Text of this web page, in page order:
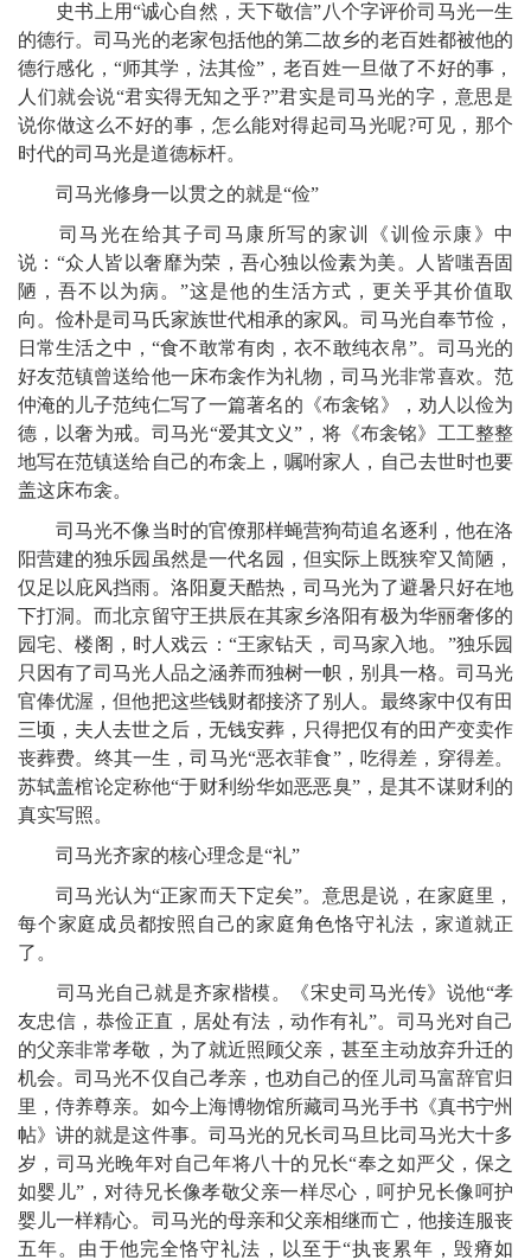
史书上用“诚心自然，天下敬信”八个字评价司马光一生
的德行。司马光的老家包括他的第二故乡的老百姓都被他的
德行感化，“师其学，法其俭”，老百姓一旦做了不好的事，
人们就会说“君实得无知之乎?”君实是司马光的字，意思是
说你做这么不好的事，怎么能对得起司马光呢?可见，那个
时代的司马光是道德标杆。
司马光修身一以贯之的就是“俭”
司马光在给其子司马康所写的家训《训俭示康》中
说：“众人皆以奢靡为荣，吾心独以俭素为美。人皆嗤吾固
陋，吾不以为病。”这是他的生活方式，更关乎其价值取
向。俭朴是司马氏家族世代相承的家风。司马光自奉节俭，
日常生活之中，“食不敢常有肉，衣不敢纯衣帛”。司马光的
好友范镇曾送给他一床布衾作为礼物，司马光非常喜欢。范
仲淹的儿子范纯仁写了一篇著名的《布衾铭》，劝人以俭为
德，以奢为戒。司马光“爱其文义”，将《布衾铭》工工整整
地写在范镇送给自己的布衾上，嘱咐家人，自己去世时也要
盖这床布衾。
司马光不像当时的官僚那样蝇营狗苟追名逐利，他在洛
阳营建的独乐园虽然是一代名园，但实际上既狭窄又简陋，
仅足以庇风挡雨。洛阳夏天酷热，司马光为了避暑只好在地
下打洞。而北京留守王拱辰在其家乡洛阳有极为华丽奢侈的
园宅、楼阁，时人戏云：“王家钻天，司马家入地。”独乐园
只因有了司马光人品之涵养而独树一帜，别具一格。司马光
官俸优渥，但他把这些钱财都接济了别人。最终家中仅有田
三顷，夫人去世之后，无钱安葬，只得把仅有的田产变卖作
丧葬费。终其一生，司马光“恶衣菲食”，吃得差，穿得差。
苏轼盖棺论定称他“于财利纷华如恶恶臭”，是其不谋财利的
真实写照。
司马光齐家的核心理念是“礼”
司马光认为“正家而天下定矣”。意思是说，在家庭里，
每个家庭成员都按照自己的家庭角色恪守礼法，家道就正
了。
司马光自己就是齐家楷模。《宋史司马光传》说他“孝
友忠信，恭俭正直，居处有法，动作有礼”。司马光对自己
的父亲非常孝敬，为了就近照顾父亲，甚至主动放弃升迁的
机会。司马光不仅自己孝亲，也劝自己的侄儿司马富辞官归
里，侍养尊亲。如今上海博物馆所藏司马光手书《真书宁州
帖》讲的就是这件事。司马光的兄长司马旦比司马光大十多
岁，司马光晚年对自己年将八十的兄长“奉之如严父，保之
如婴儿”，对待兄长像孝敬父亲一样尽心，呵护兄长像呵护
婴儿一样精心。司马光的母亲和父亲相继而亡，他接连服丧
五年。由于他完全恪守礼法，以至于“执丧累年，毁瘠如